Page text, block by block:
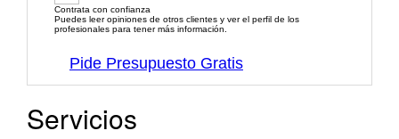
Contrata con confianza
Puedes leer opiniones de otros clientes y ver el perfil de los
profesionales para tener más información.
Pide Presupuesto Gratis
Servicios